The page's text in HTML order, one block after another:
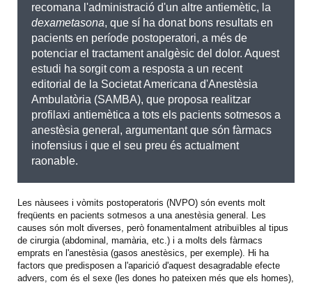
recomana l'administració d'un altre antiemètic, la
dexametasona, que sí ha donat bons resultats en
pacients en període postoperatori, a més de
potenciar el tractament analgèsic del dolor. Aquest
estudi ha sorgit com a resposta a un recent
editorial de la Societat Americana d'Anestèsia
Ambulatòria (SAMBA), que proposa realitzar
profilaxi antiemètica a tots els pacients sotmesos a
anestèsia general, argumentant que són fàrmacs
inofensius i que el seu preu és actualment
raonable.
Les nàusees i vòmits postoperatoris (NVPO) són events molt
freqüents en pacients sotmesos a una anestèsia general. Les
causes són molt diverses, però fonamentalment atribuïbles al tipus
de cirurgia (abdominal, mamària, etc.) i a molts dels fàrmacs
emprats en l'anestèsia (gasos anestèsics, per exemple). Hi ha
factors que predisposen a l'aparició d'aquest desagradable efecte
advers, com és el sexe (les dones ho pateixen més que els homes),